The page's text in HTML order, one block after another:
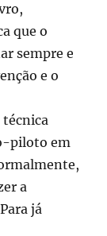
que o
sempre e
e o
piloto em
a
já